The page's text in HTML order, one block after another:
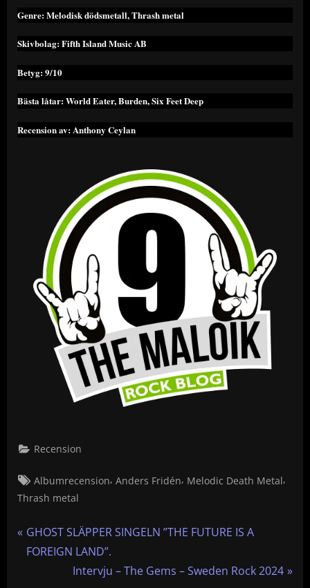
Genre: Melodisk dödsmetall, Thrash metal
Skivbolag: Fifth Island Music AB
Betyg: 9/10
Bästa låtar: World Eater, Burden, Six Feet Deep
Recension av: Anthony Ceylan
Recension
Tags:
Albumrecension, Anders Fridén, Melodic Death Metal,
Thrash metal
P
r
GHOST SLÄPPER SINGELN ”THE FUTURE IS A
FOREIGN LAND”.
N
Intervju – The Gems – Sweden Rock 2024